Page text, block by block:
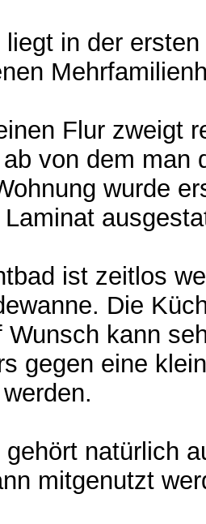
liegt in der
Flur zweigt
von dem man
wurde
ist zeitlos
Die
Wunsch kann
gegen eine
gehört natürlich
mitgenutzt